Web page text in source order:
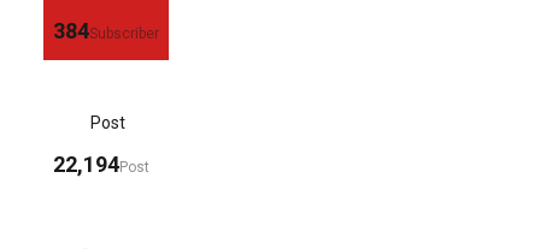
384Subscriber
Post
22,194Post